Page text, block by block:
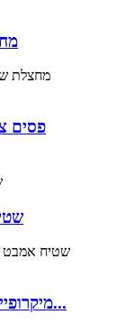
פסים
מיקרופייב סופר סופג רך ורך נגד החלקה...